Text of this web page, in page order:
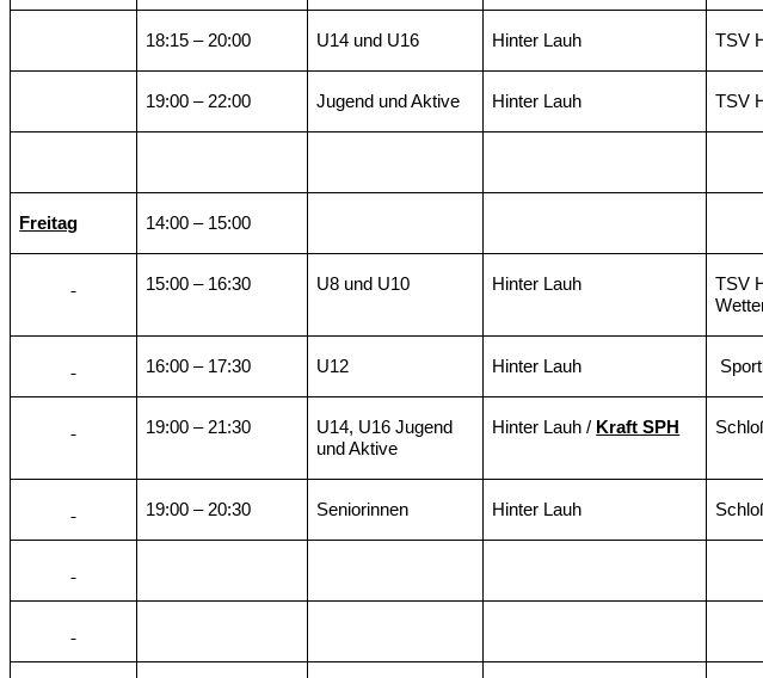
18:15 – 20:00 U14 und U16 Hinter Lauh TSV
19:00 – 22:00 Jugend und Aktive Hinter Lauh TSV
Freitag 14:00 – 15:00
15:00 – 16:30 U8 und U10 Hinter Lauh TSV
16:00 – 17:30 U12 Hinter Lauh
19:00 – 21:30
U14, U16 Jugend
und Aktive
Hinter Lauh / Kraft SPH
19:00 – 20:30 Seniorinnen Hinter Lauh